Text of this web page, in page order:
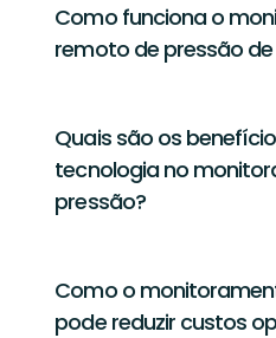
Como funciona o
remoto de pressão de
Quais são os
tecnologia no
pressão?
Como o
pode reduzir custos